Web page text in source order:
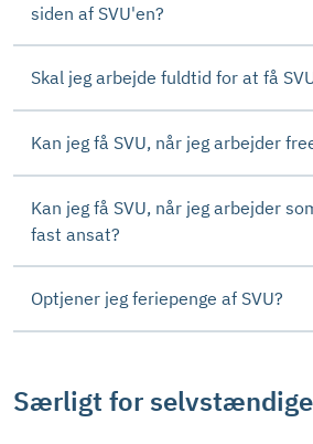
siden af SVU'en?
Skal jeg arbejde fuldtid for at få
Kan jeg få SVU, når jeg arbejder
Kan jeg få SVU, når jeg arbejder
fast ansat?
Optjener jeg feriepenge af SVU?
Særligt for selvstændige